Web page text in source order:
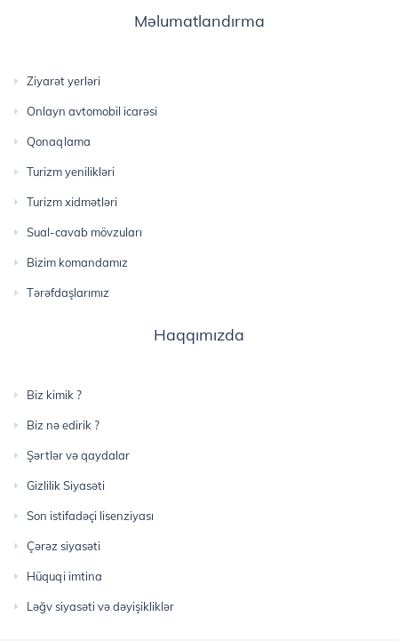
Məlumatlandırma
Ziyarət yerləri
Onlayn avtomobil icarəsi
Qonaqlama
Turizm yenilikləri
Turizm xidmətləri
Sual-cavab mövzuları
Bizim komandamız
Tərəfdaşlarımız
Haqqımızda
Biz kimik ?
Biz nə edirik ?
Şərtlər və qaydalar
Gizlilik Siyasəti
Son istifadəçi lisenziyası
Çərəz siyasəti
Hüquqi imtina
Ləğv siyasəti və dəyişikliklər